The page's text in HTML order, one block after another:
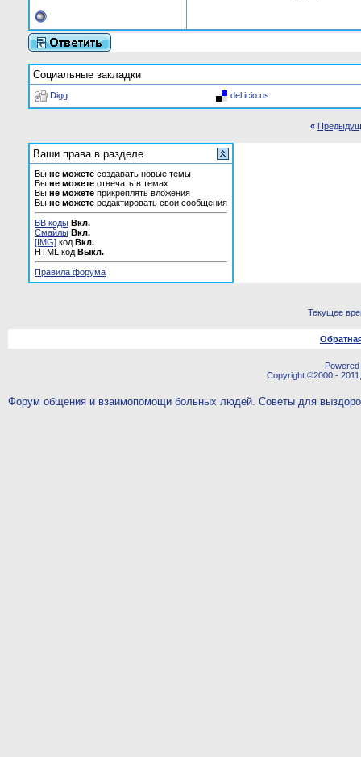
Социальные закладки
Digg del.icio.us
«
Ваши права в разделе
Вы не можете создавать новые темы
Вы не можете отвечать в темах
Вы не можете прикреплять вложения
Вы не можете редактировать свои сообщения
BB коды Вкл.
Смайлы Вкл.
[IMG] код Вкл.
HTML код Выкл.
Правила форума
Текущее
Copyright ©2000 -
Форум общения и взаимопомощи больных людей. Советы для